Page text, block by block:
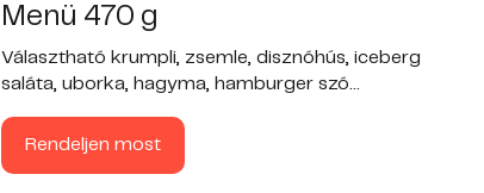
Menü 470 g
Választható krumpli, zsemle, disznóhús, iceberg
saláta, uborka, hagyma, hamburger szó...
Rendeljen most